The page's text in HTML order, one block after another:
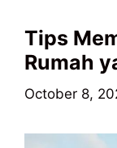
Tips
Rumah
October 8,